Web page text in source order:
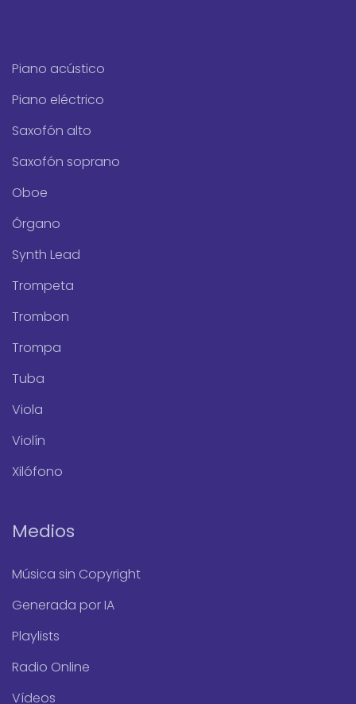
Piano acústico
Piano eléctrico
Saxofón alto
Saxofón soprano
Oboe
Órgano
Synth Lead
Trompeta
Trombon
Trompa
Tuba
Viola
Violín
Xilófono
Medios
Música sin Copyright
Generada por IA
Playlists
Radio Online
Vídeos